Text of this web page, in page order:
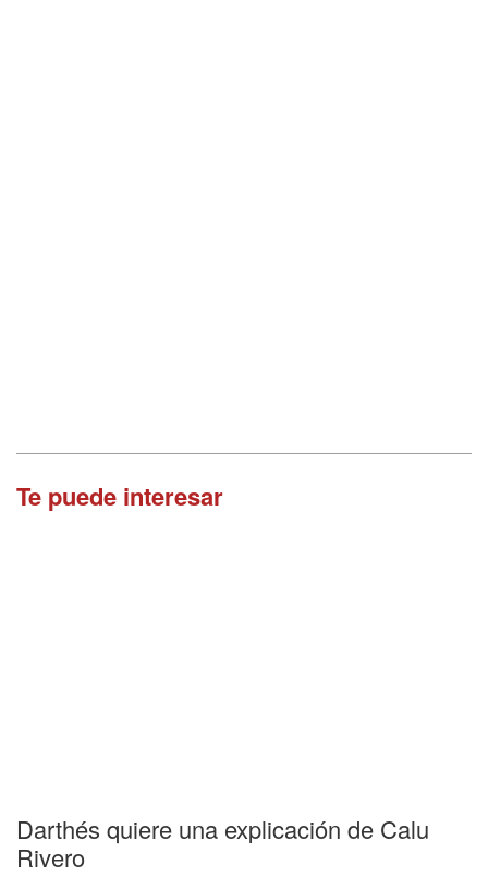
Te puede interesar
Darthés quiere una explicación de Calu
Rivero